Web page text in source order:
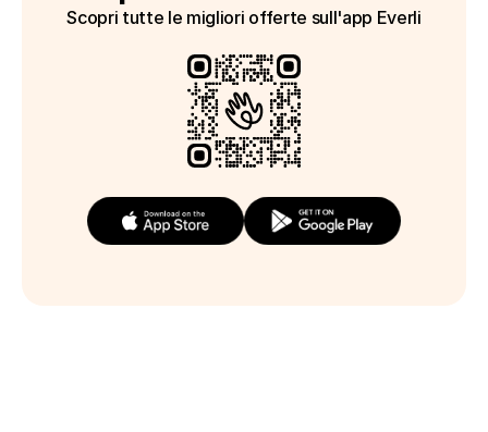
Scopri tutte le migliori offerte sull'app Everli